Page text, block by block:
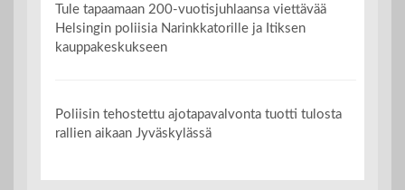
Tule tapaamaan 200-vuotisjuhlaansa viettävää
Helsingin poliisia Narinkkatorille ja Itiksen
kauppakeskukseen
Poliisin tehostettu ajotapavalvonta tuotti tulosta
rallien aikaan Jyväskylässä